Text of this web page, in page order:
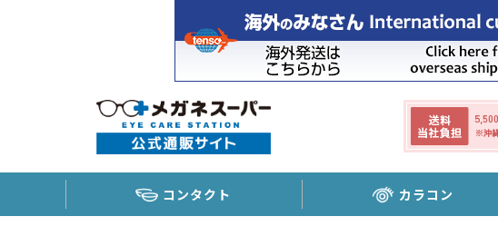
コンタクト カラコン